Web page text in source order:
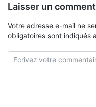
Laisser un
Votre adresse e-mail ne
obligatoires sont indiqués